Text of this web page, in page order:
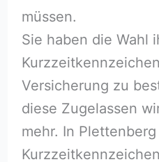
müssen.
Sie haben die Wahl
Versicherung zu
diese Zugelassen
mehr. In